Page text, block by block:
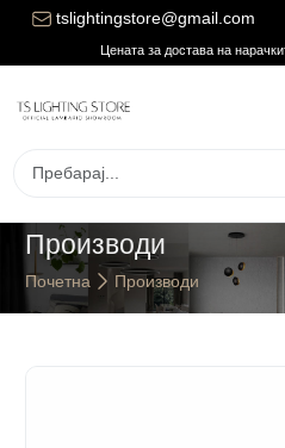
tslightingstore@gmail.com
Цената за достава на
Производи
Почетна Производи